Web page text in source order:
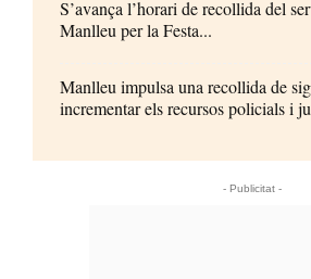
S’avança l’horari de recollida del
Manlleu per la Festa...
Manlleu impulsa una recollida de
incrementar els recursos policials i
- Publicitat -